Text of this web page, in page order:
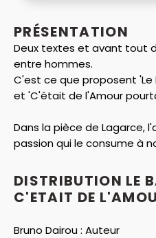
PRÉSENTATION
Deux textes et avant tout
entre hommes.
C'est ce que proposent 'Le
et 'C'était de l'Amour
Dans la pièce de Lagarce,
passion qui le consume à
amour qui resurgit dans
désormais pour eux que ce
maladie les affaiblit peu à
posthume est considéré
DISTRIBUTION LE
C'ETAIT DE
Bruno Dairou : Auteur